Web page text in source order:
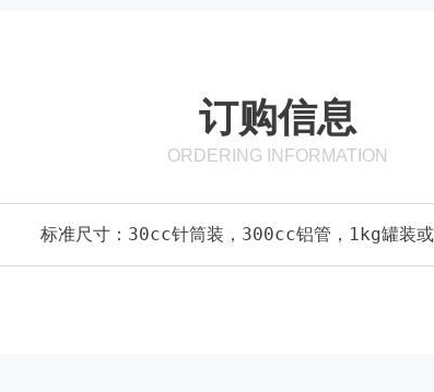
订购信息
ORDERING INFORMATION
标准尺寸：30cc针筒装，300cc铝管，1kg罐装